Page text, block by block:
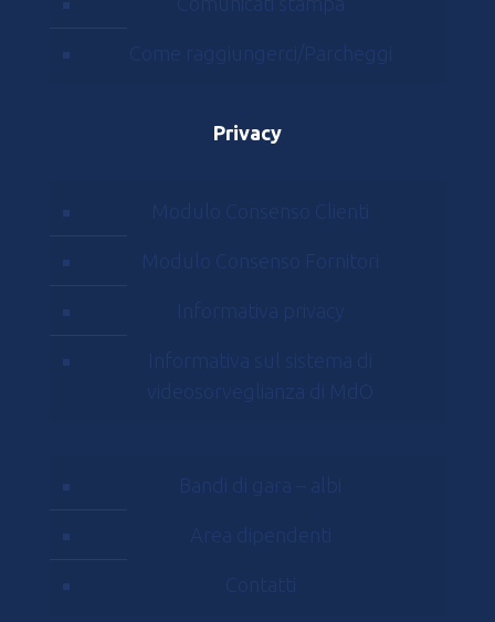
Come raggiungerci/Parcheggi
Privacy
Modulo Consenso Clienti
Modulo Consenso Fornitori
Informativa privacy
Informativa sul sistema di
videosorveglianza di MdO
Bandi di gara – albi
Area dipendenti
Contatti